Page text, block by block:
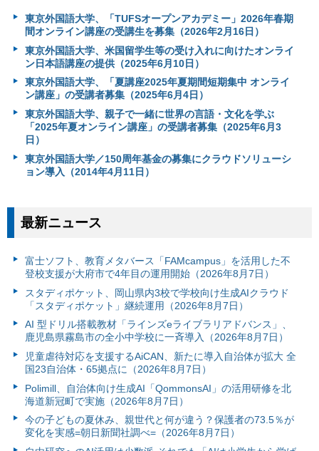
東京外国語大学、「TUFSオープンアカデミー」2026年春期
間オンライン講座の受講生を募集（2026年2月16日）
東京外国語大学、米国留学生等の受け入れに向けたオンライ
ン日本語講座の提供（2025年6月10日）
東京外国語大学、「夏講座2025年夏期間短期集中 オンライ
ン講座」の受講者募集（2025年6月4日）
東京外国語大学、親子で一緒に世界の言語・文化を学ぶ
「2025年夏オンライン講座」の受講者募集（2025年6月3
日）
東京外国語大学／150周年基金の募集にクラウドソリューシ
ョン導入（2014年4月11日）
最新ニュース
富⼠ソフト、教育メタバース「FAMcampus」を活用した不
登校支援が大府市で4年目の運用開始（2026年8月7日）
スタディポケット、岡山県内3校で学校向け生成AIクラウド
「スタディポケット」継続運用（2026年8月7日）
AI 型ドリル搭載教材「ラインズeライブラリアドバンス」、
鹿児島県霧島市の全小中学校に一斉導入（2026年8月7日）
児童虐待対応を支援するAiCAN、新たに導入自治体が拡大 全
国23自治体・65拠点に（2026年8月7日）
Polimill、自治体向け生成AI「QommonsAI」の活用研修を北
海道新冠町で実施（2026年8月7日）
今の子どもの夏休み、親世代と何が違う？保護者の73.5％が
変化を実感=朝日新聞社調べ=（2026年8月7日）